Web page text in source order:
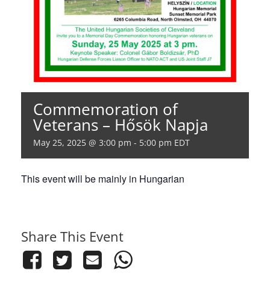
Commemoration of
Veterans – Hősök Napja
May 25, 2025 @ 3:00 pm - 5:00 pm EDT
This event will be mainly in Hungarian
Share This Event